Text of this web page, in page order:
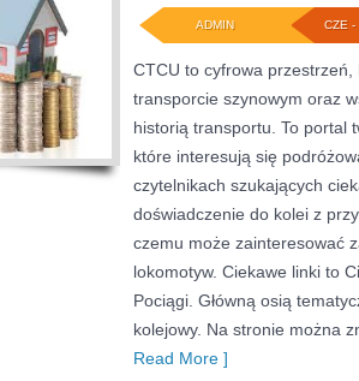
CZE -
ADMIN
CTCU to cyfrowa
transporcie szynowym oraz
historią transportu. To portal
które interesują się
czytelnikach szukających
doświadczenie do kolei z
czemu może zainteresować
lokomotyw. Ciekawe linki to
Pociągi. Główną osią
kolejowy. Na stronie można
Read More ]